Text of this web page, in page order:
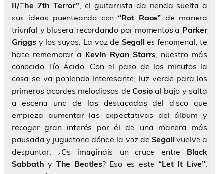
II/The 7th Terror”, el guitarrista da rienda suelta a
sus ideas puenteando con“Rat Race” de manera
triunfal y blusera recordando por momentos a Parker
Griggs y los suyos. La voz de Segall es fenomenal, te
hace rememorar a Kevin Ryan Starrs, nuestro más
conocido Tío Ácido. Con el paso de los minutos la
cosa se va poniendo interesante, luz verde para los
primeros acordes melodiosos de Cosio al bajo y salta
a escena una de las destacadas del disco que
empieza aumentar las expectativas del álbum y
recoger gran interés por él de una manera más
pausada y juguetona dónde la voz de Segall vuelve a
despuntar. ¿Os imagináis un cruce entre Black
Sabbath yThe Beatles? Eso es este “Let It Live”,